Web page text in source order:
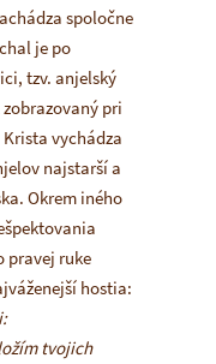
spoločne
je po
tzv. anjelský
pri
vychádza
najstarší a
Okrem iného
pravej ruke
hostia:
tvojich